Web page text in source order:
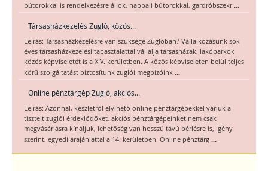
bútorokkal is rendelkezésre állok, nappali bútorokkal, gardróbszekr...
Társasházkezelés Zugló, közös...
Leírás: Társasházkezelésre van szüksége Zuglóban? Vállalkozásunk sok
éves társasházkezelési tapasztalattal vállalja társasházak, lakóparkok
közös képviseletét is a XIV. kerületben. A közös képviseleten belül teljes
körű szolgáltatást biztosítunk zuglói megbízóink ...
Online pénztárgép Zugló, akciós...
Leírás: Azonnal, készletről elvihető online pénztárgépekkel várjuk a
tisztelt zuglói érdeklődőket, akciós pénztárgépeinket nem csak
megvásárlásra kínáljuk, lehetőség van hosszú távú bérlésre is, igény
szerint, egyedi árajánlattal a 14. kerületben. Online pénztárg ...